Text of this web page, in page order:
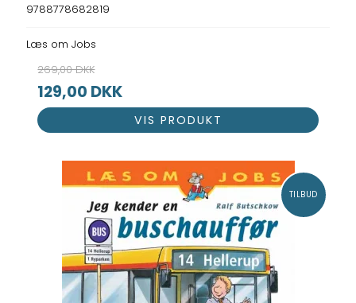
9788778682819
Læs om Jobs
269,00 DKK
129,00 DKK
VIS PRODUKT
TILBUD